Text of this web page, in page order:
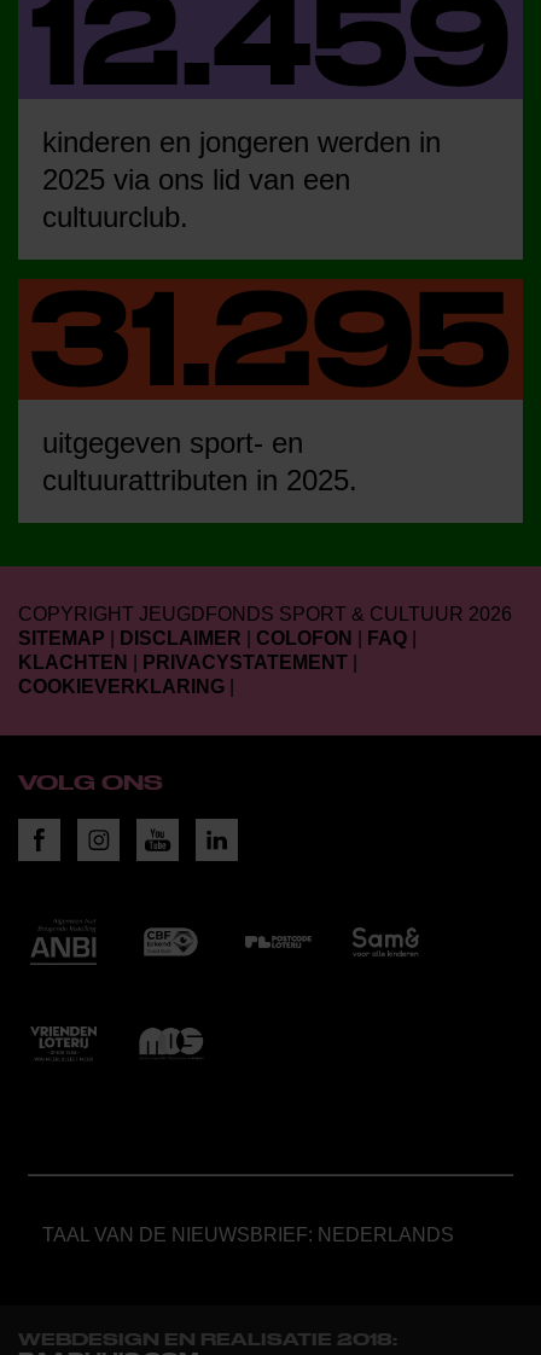
kinderen en jongeren werden in
2025 via ons lid van een
cultuurclub.
uitgegeven sport- en
cultuurattributen in 2025.
COPYRIGHT JEUGDFONDS SPORT & CULTUUR 2026
SITEMAP
DISCLAIMER COLOFON FAQ
KLACHTEN
PRIVACYSTATEMENT
COOKIEVERKLARING
VOLG ONS
TAAL VAN DE NIEUWSBRIEF: NEDERLANDS
WEBDESIGN EN REALISATIE 2018: